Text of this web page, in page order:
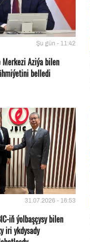
Şu gün - 11:42
Aziýa bilen
belledi
31.07.2026 - 16:53
iň ýolbaşçysy bilen
iri ykdysady